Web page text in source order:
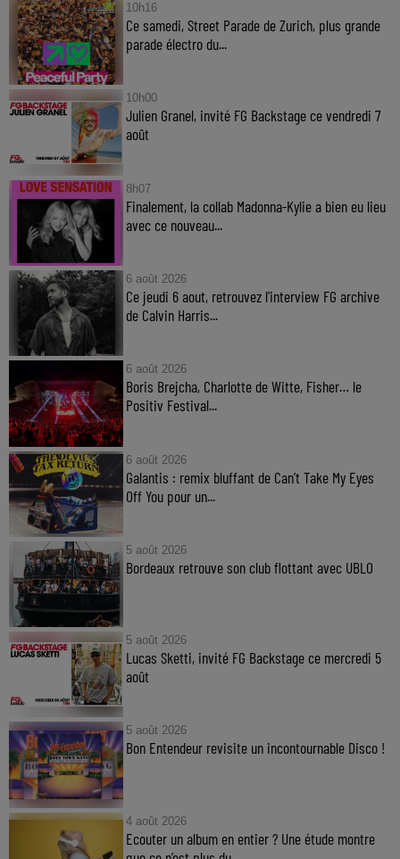
10h16
Ce samedi, Street Parade de Zurich, plus grande
parade électro du...
10h00
Julien Granel, invité FG Backstage ce vendredi 7
août
8h07
Finalement, la collab Madonna-Kylie a bien eu lieu
avec ce nouveau...
6 août 2026
Ce jeudi 6 aout, retrouvez l'interview FG archive
de Calvin Harris...
6 août 2026
Boris Brejcha, Charlotte de Witte, Fisher… le
Positiv Festival...
6 août 2026
Galantis : remix bluffant de Can’t Take My Eyes
Off You pour un...
5 août 2026
Bordeaux retrouve son club flottant avec UBLO
5 août 2026
Lucas Sketti, invité FG Backstage ce mercredi 5
août
5 août 2026
Bon Entendeur revisite un incontournable Disco !
4 août 2026
Ecouter un album en entier ? Une étude montre